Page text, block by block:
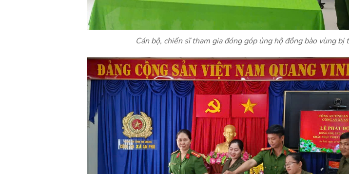
Cán bộ, chiến sĩ tham gia đóng góp ủng hộ đồng bào vùng bị